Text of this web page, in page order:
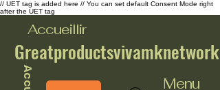
// UET tag is added here // You can set default Consent Mode right
after the UET tag
Accueillir
Greatproductsvivamknetwork
Menu